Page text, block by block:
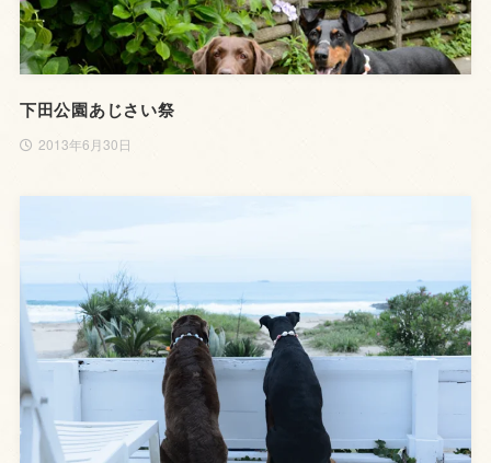
下田公園あじさい祭
2013年6月30日